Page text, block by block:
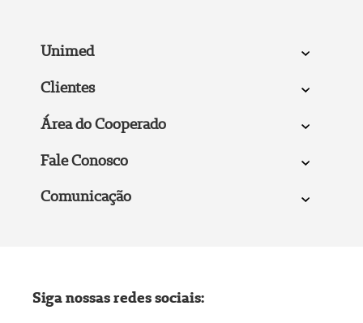
Unimed
Clientes
Área do Cooperado
Fale Conosco
Comunicação
Siga nossas redes sociais: